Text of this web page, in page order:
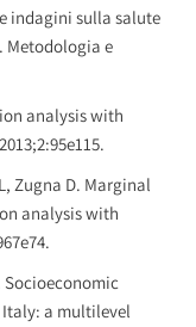
indagini sulla salute
Metodologia e
analysis with
Zugna D. Marginal
analysis with
Socioeconomic
a multilevel